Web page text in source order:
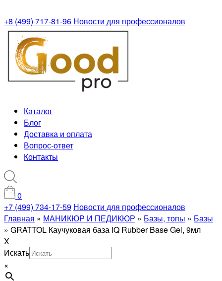
+8 (499) 717-81-96 Новости для профессионалов
Каталог
Блог
Доставка и оплата
Вопрос-ответ
Контакты
0
+7 (499) 734-17-59 Новости для профессионалов
Главная » МАНИКЮР И ПЕДИКЮР » Базы, топы » Базы
» GRATTOL Каучуковая база IQ Rubber Base Gel, 9мл
X
Искать
×